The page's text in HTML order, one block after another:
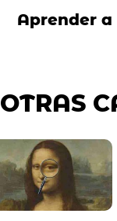
Aprender
OTRAS